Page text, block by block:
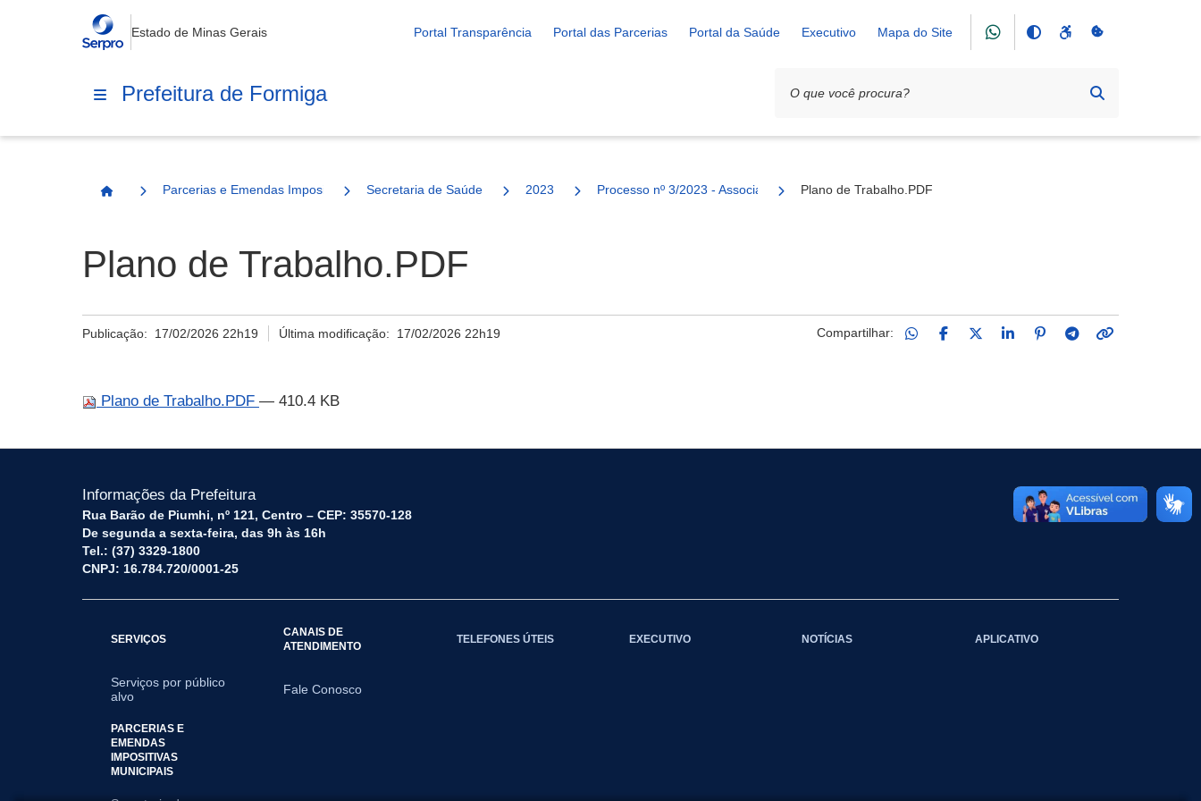
Estado de Minas Gerais Portal Transparência Portal das Parcerias Portal da Saúde Executivo Mapa do Site
Prefeitura de Formiga
Página Inicial
Parcerias e Emendas Impositivas MunicipaisSecretaria de Saúde 2023 Processo nº 3/2023 - Associação de Auxílio ao Deficiente Físico (ASADEF)
Plano de Trabalho.PDF
Plano de Trabalho.PDF
Publicação: 17/02/2026 22h19 Última modificação: 17/02/2026 22h19 Compartilhar:
Plano de Trabalho.PDF — 410.4 KB
Informações da Prefeitura
Rua Barão de Piumhi, nº 121, Centro – CEP: 35570-128
De segunda a sexta-feira, das 9h às 16h
Tel.: (37) 3329-1800
CNPJ: 16.784.720/0001-25
SERVIÇOS
Serviços por público
alvo
CANAIS DE
ATENDIMENTO
Fale Conosco
TELEFONES ÚTEIS EXECUTIVO NOTÍCIAS APLICATIVO
PARCERIAS E
EMENDAS
IMPOSITIVAS
MUNICIPAIS